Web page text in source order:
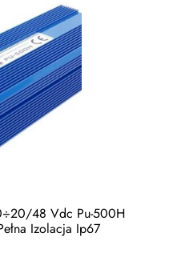
48 Vdc Pu-500H
Izolacja Ip67